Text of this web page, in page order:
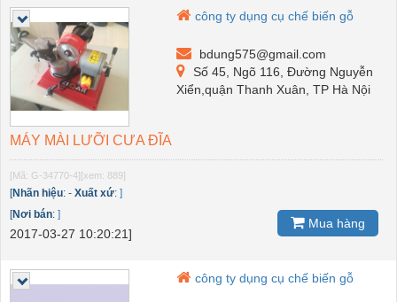
công ty dụng cụ chế biến gỗ
bdung575@gmail.com
Số 45, Ngõ 116, Đường Nguyễn
Xiển,quận Thanh Xuân, TP Hà Nội
MÁY MÀI LƯỠI CƯA ĐĨA
[Mã: G-34770-4][xem: 889]
[Nhãn hiệu: - Xuất xứ: ]
[Nơi bán: ]
2017-03-27 10:20:21]
Mua hàng
công ty dụng cụ chế biến gỗ